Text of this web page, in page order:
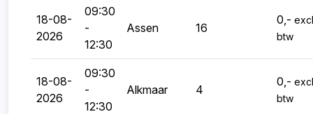
18-08-
2026
09:30
-
12:30
Assen 16
0,-
btw
18-08-
2026
09:30
-
12:30
Alkmaar 4
0,-
btw